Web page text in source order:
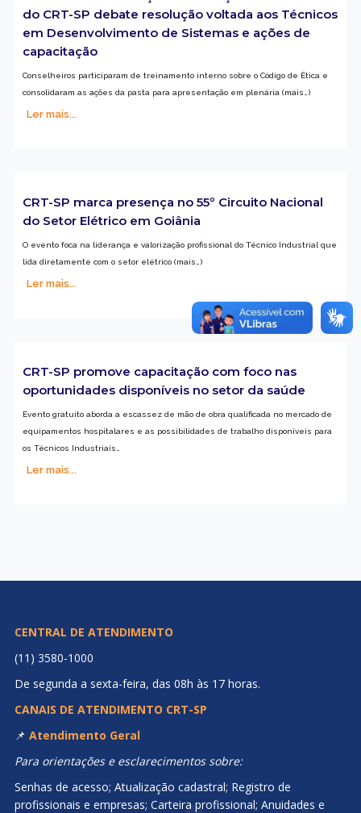
do CRT-SP debate resolução voltada aos Técnicos
em Desenvolvimento de Sistemas e ações de
capacitação
Conselheiros participaram de treinamento interno sobre o Código de Ética e
consolidaram as ações da pasta para apresentação em plenária (mais…)
Ler mais...
CRT-SP marca presença no 55º Circuito Nacional
do Setor Elétrico em Goiânia
O evento foca na liderança e valorização profissional do Técnico Industrial que
lida diretamente com o setor elétrico (mais…)
Ler mais...
CRT-SP promove capacitação com foco nas
oportunidades disponíveis no setor da saúde
Evento gratuito aborda a escassez de mão de obra qualificada no mercado de
equipamentos hospitalares e as possibilidades de trabalho disponíveis para
os Técnicos Industriais…
Ler mais...
CENTRAL DE ATENDIMENTO
(11) 3580-1000
De segunda a sexta-feira, das 08h às 17 horas.
CANAIS DE ATENDIMENTO CRT-SP
📌 Atendimento Geral
Para orientações e esclarecimentos sobre:
Senhas de acesso; Atualização cadastral; Registro de
profissionais e empresas; Carteira profissional; Anuidades e